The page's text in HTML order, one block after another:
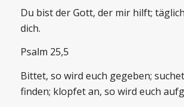
Du bist der Gott, der mir hilft;
dich.
Psalm 25,5
Bittet, so wird euch gegeben;
finden; klopfet an, so wird euch